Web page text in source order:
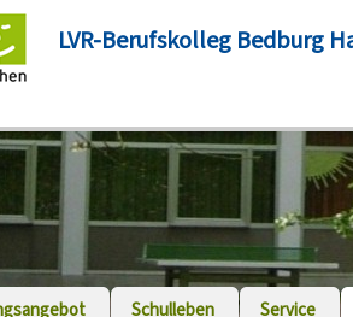
LVR-Berufskolleg Bedburg
Schulleben Service